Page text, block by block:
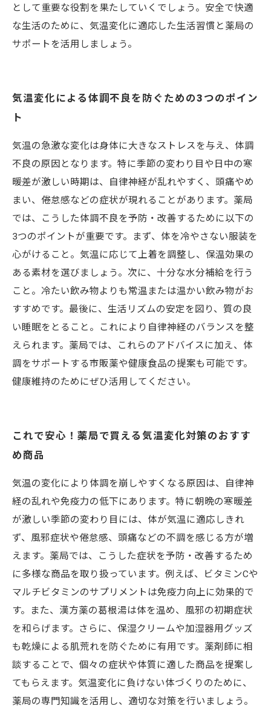
として重要な役割を果たしていくでしょう。安全で快適
な生活のために、気温変化に適応した生活習慣と薬局の
サポートを活用しましょう。
気温変化による体調不良を防ぐための3つのポイン
ト
気温の急激な変化は身体に大きなストレスを与え、体調
不良の原因となります。特に季節の変わり目や日中の寒
暖差が激しい時期は、自律神経が乱れやすく、頭痛やめ
まい、倦怠感などの症状が現れることがあります。薬局
では、こうした体調不良を予防・改善するために以下の
3つのポイントが重要です。まず、体を冷やさない服装を
心がけること。気温に応じて上着を調整し、保温効果の
ある素材を選びましょう。次に、十分な水分補給を行う
こと。冷たい飲み物よりも常温または温かい飲み物がお
すすめです。最後に、生活リズムの安定を図り、質の良
い睡眠をとること。これにより自律神経のバランスを整
えられます。薬局では、これらのアドバイスに加え、体
調をサポートする市販薬や健康食品の提案も可能です。
健康維持のためにぜひ活用してください。
これで安心！薬局で買える気温変化対策のおすす
め商品
気温の変化により体調を崩しやすくなる原因は、自律神
経の乱れや免疫力の低下にあります。特に朝晩の寒暖差
が激しい季節の変わり目には、体が気温に適応しきれ
ず、風邪症状や倦怠感、頭痛などの不調を感じる方が増
えます。薬局では、こうした症状を予防・改善するため
に多様な商品を取り扱っています。例えば、ビタミンCや
マルチビタミンのサプリメントは免疫力向上に効果的で
す。また、漢方薬の葛根湯は体を温め、風邪の初期症状
を和らげます。さらに、保湿クリームや加湿器用グッズ
も乾燥による肌荒れを防ぐために有用です。薬剤師に相
談することで、個々の症状や体質に適した商品を提案し
てもらえます。気温変化に負けない体づくりのために、
薬局の専門知識を活用し、適切な対策を行いましょう。